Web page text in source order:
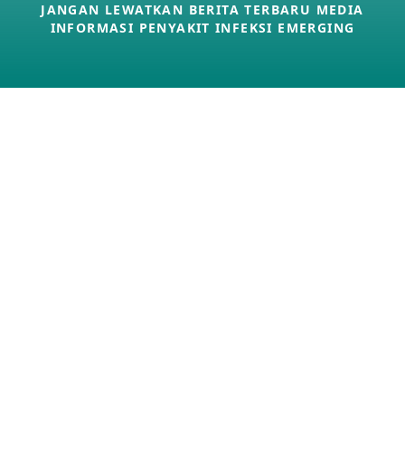
JANGAN LEWATKAN BERITA TERBARU MEDIA
INFORMASI PENYAKIT INFEKSI EMERGING